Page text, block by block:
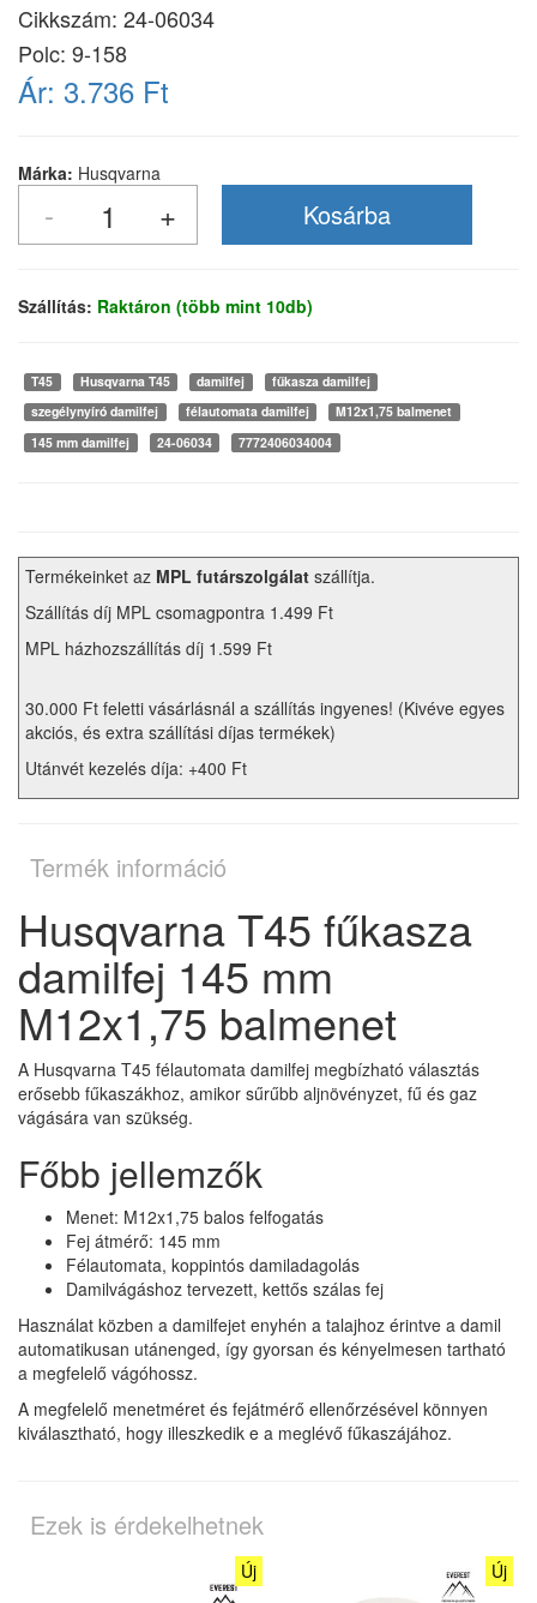
Cikkszám: 24-06034
Polc: 9-158
Ár: 3.736 Ft
Márka: Husqvarna
Szállítás: Raktáron (több mint 10db)
T45 Husqvarna T45 damilfej
fűkasza damilfej
szegélynyíró damilfej
félautomata damilfej
M12x1,75 balmenet
145 mm damilfej
24-06034 7772406034004
Termékeinket az MPL futárszolgálat szállítja.
Szállítás díj MPL csomagpontra 1.499 Ft
MPL házhozszállítás díj 1.599 Ft
30.000 Ft feletti vásárlásnál a szállítás ingyenes! (Kivéve egyes
akciós, és extra szállítási díjas termékek)
Utánvét kezelés díja: +400 Ft
Termék információ
Husqvarna T45 fűkasza
damilfej 145 mm
M12x1,75 balmenet
A Husqvarna T45 félautomata damilfej megbízható választás
erősebb fűkaszákhoz, amikor sűrűbb aljnövényzet, fű és gaz
vágására van szükség.
Főbb jellemzők
Menet: M12x1,75 balos felfogatás
Fej átmérő: 145 mm
Félautomata, koppintós damiladagolás
Damilvágáshoz tervezett, kettős szálas fej
Használat közben a damilfejet enyhén a talajhoz érintve a damil
automatikusan utánenged, így gyorsan és kényelmesen tartható
a megfelelő vágóhossz.
A megfelelő menetméret és fejátmérő ellenőrzésével könnyen
kiválasztható, hogy illeszkedik e a meglévő fűkaszájához.
Ezek is érdekelhetnek
Új Új